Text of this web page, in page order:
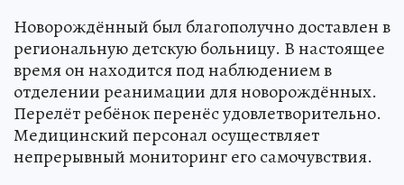
Новорождённый был благополучно доставлен в
региональную детскую больницу. В настоящее
время он находится под наблюдением в
отделении реанимации для новорождённых.
Перелёт ребёнок перенёс удовлетворительно.
Медицинский персонал осуществляет
непрерывный мониторинг его самочувствия.